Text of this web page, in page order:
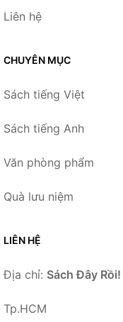
Liên hệ
CHUYÊN MỤC
Sách tiếng Việt
Sách tiếng Anh
Văn phòng phẩm
Quà lưu niệm
LIÊN HỆ
Địa chỉ: Sách Đây Rồi!
Tp.HCM